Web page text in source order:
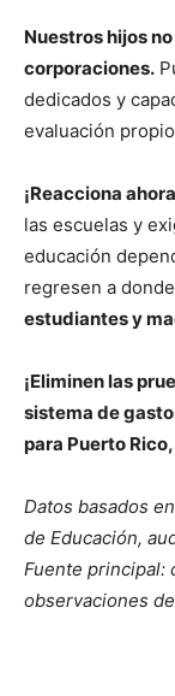
Nuestros hijos
corporaciones.
dedicados y
evaluación
¡Reacciona
las escuelas y
educación
regresen a
estudiantes y
¡Eliminen las
sistema de
para Puerto
Datos basados
de Educación,
Fuente principal:
observaciones